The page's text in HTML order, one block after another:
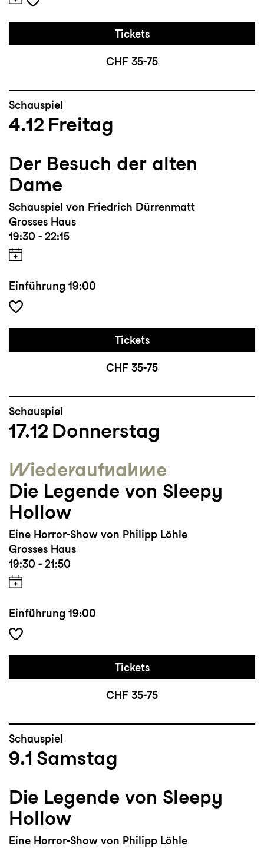
Tickets
CHF 35-75
Schauspiel
4.12 Freitag
Der Besuch der alten
Dame
Schauspiel von Friedrich Dürrenmatt
Grosses Haus
19:30 - 22:15
Einführung 19:00
Tickets
CHF 35-75
Schauspiel
17.12 Donnerstag
Wieder­aufnahme
Die Legende von Sleepy
Hollow
Eine Horror-Show von Philipp Löhle
Grosses Haus
19:30 - 21:50
Einführung 19:00
Tickets
CHF 35-75
Schauspiel
9.1 Samstag
Die Legende von Sleepy
Hollow
Eine Horror-Show von Philipp Löhle